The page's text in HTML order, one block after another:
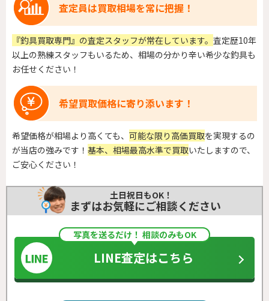
査定員は買取相場を常に把握！
『釣具買取専門』の査定スタッフが常在しています。 査定歴10年
以上の熟練スタッフもいるため、相場の分かり辛い希少な釣具も
お任せください！
希望買取価格に寄り添います！
希望価格が相場より高くても、 可能な限り高価買取を実現するの
が当店の強みです！ 基本、相場最高水準で買取いたしますので、
ご安心ください！
土日祝日もOK！
まずはお気軽にご相談ください
写真を送るだけ！ 相談のみもOK
LINE査定はこちら